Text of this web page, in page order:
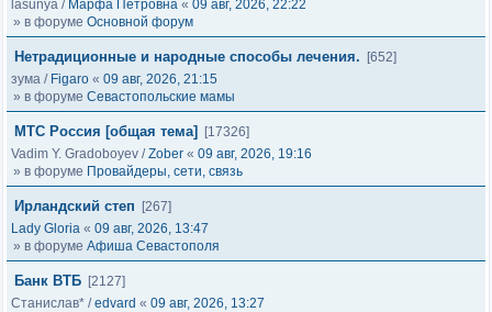
lasunya / Марфа Петровна « 09 авг, 2026, 22:22
» в форуме Основной форум
Нетрадиционные и народные способы лечения.
[652]
зума / Figaro « 09 авг, 2026, 21:15
» в форуме Севастопольские мамы
МТС Россия [общая тема]
[17326]
Vadim Y. Gradoboyev /Zober « 09 авг, 2026, 19:16
» в форуме Провайдеры, сети, связь
Ирландский степ
[267]
Lady Gloria « 09 авг, 2026, 13:47
» в форуме Афиша Севастополя
Банк ВТБ [2127]
Станислав* /edvard « 09 авг, 2026, 13:27